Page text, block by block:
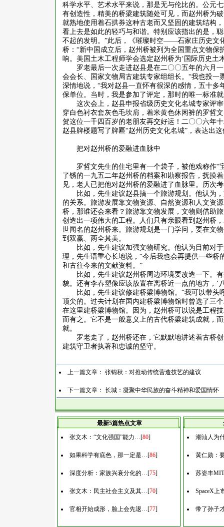
科学水平、艺术水平来说，那是无与伦比的。公元
有创造性，精美的桥梁建筑随处可见，而赵州桥为
就熟地使用着石拱券这种古老而又坚固的建筑结构
看上去是如此的轻巧与和谐。特别应该指出的是，
不起的发明。”此后，《璀璨时空——石家庄历史文
桥：“新中国成立后，赵州桥被列为全国重点文物
响。美国土木工程师学会选定赵州桥为‘国际历史土
罗老最后一次走进赵县是在二〇〇五年的六月
会会长、国家文物局古建筑专家组组长。 “我也投一
深情地说，“我对赵县一直怀有很深的感情，五十
保单位。当时，我是参加了评定，那时的唯一标准
这次会上，赵县申报省级历史文化名城专家评
穿白色衬衣套灰色毛坎肩，着米黄色休闲裤的罗哲
贺这位一千四百岁的老朋友再交好运！二〇〇六年
赵县牌楼题写了牌匾“赵州历史文化名城”，表达出
把对赵州桥的爱融进血脉中
罗哲文先生的住宅里有一个袋子，被他戏称作“
了锈的一九五二年赵州桥的档案和勘察报告，抚摸
见，老人已把他对赵州桥的爱融进了血脉里。历次
比如，先生建议赵县搞一个旅游规划。他认为
的关系。旅游发展靠文物资源、自然资源和人文资
桥，那谁还会来看？旅游靠文物发展，文物则借助
创造出一项伟大的工程。人们只有亲眼看到赵州桥
世闻名的赵州桥来。旅游规划是一门学问，要在文
到双赢、两全其美。
比如，先生建议加强文物研究。他认为目前对
理，先生语重心长地说， “今后我也会再提供一些桥
和古往今来的文献资料。”
比如，先生建议赵州桥周边环境要改造一下。
貌。还有李春塑像应该放置在离桥近一点的地方， ‘
比如，先生建议修建桥梁博物馆。 “我可以带头
顶尖的。过去计划在国内建桥梁博物馆时曾选了三
在这里建桥梁博物馆。因为，赵州桥可以说是工程
而有之。它不是一般意义上的古代桥梁建筑成就，
就。
罗老走了，赵州桥还在，它默默地讲述着古桥
建筑守卫者执著和忠诚的坚守。
上一篇文章： 张锦秋：对推动传统营造技艺的建议
下一篇文章： 长城：凝聚中华民族的奋斗精神和爱国情怀
最新5篇热点文章
张文木：“文化强国”能力…[80]
如果科学有底色，那一定是…[86]
深度分析：家族兴衰分化的…[75]
张文木：民主社会主义及其…[70]
官相开始成形，脸上会先退…[77]
潮汕人为
黄仁勋：
苏姿丰
SpaceX
带了孙子